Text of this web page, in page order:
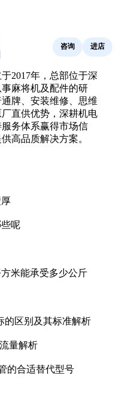
咨询 进店
2017年，总部位于深
麻将机及配件的研
牌、安装维修、思维
直供优势，深耕机电
务体系赢得市场信
高品质解决方案。
呢
米能承受多少公斤
的区别及其标准解析
量解析
的合适替代型号